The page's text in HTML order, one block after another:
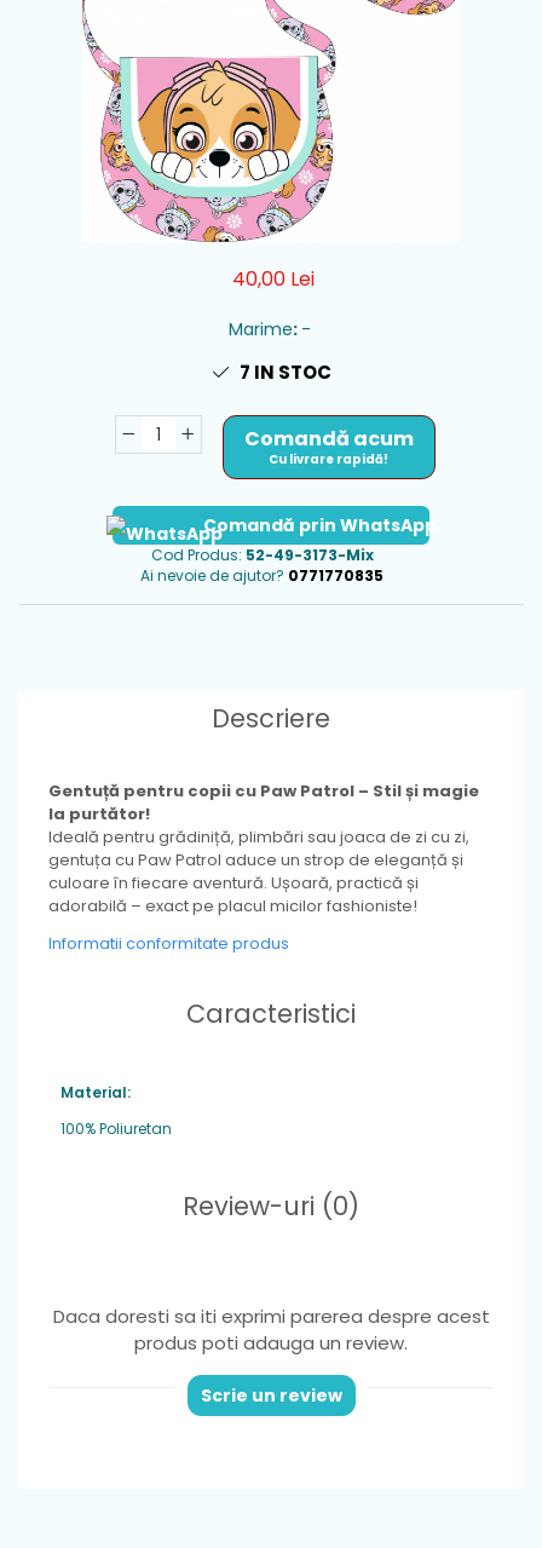
40,00 Lei
Marime: -
7 IN STOC
Comandă acum
Cu livrare rapidă!
Comandă prin WhatsApp
Cod Produs: 52-49-3173-Mix
Ai nevoie de ajutor? 0771770835
Descriere
Gentuță pentru copii cu Paw Patrol – Stil și magie
la purtător!
Ideală pentru grădiniță, plimbări sau joaca de zi cu zi,
gentuța cu Paw Patrol aduce un strop de eleganță și
culoare în fiecare aventură. Ușoară, practică și
adorabilă – exact pe placul micilor fashioniste!
Informatii conformitate produs
Caracteristici
Material:
100% Poliuretan
Review-uri (0)
Daca doresti sa iti exprimi parerea despre acest
produs poti adauga un review.
Scrie un review